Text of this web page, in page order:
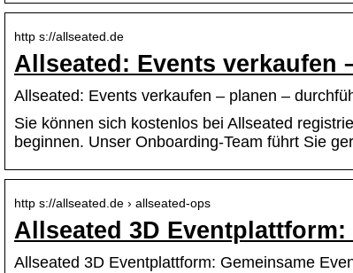
http s://allseated.de
Allseated: Events
Allseated: Events verkaufen – planen –
Sie können sich kostenlos bei Allseated
beginnen. Unser Onboarding-Team führt Sie
http s://allseated.de › allseated-ops
Allseated 3D
Allseated 3D Eventplattform: Gemeinsame